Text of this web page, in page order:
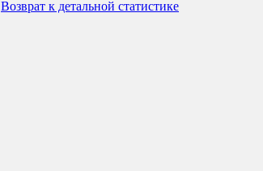
Возврат к детальной статистике